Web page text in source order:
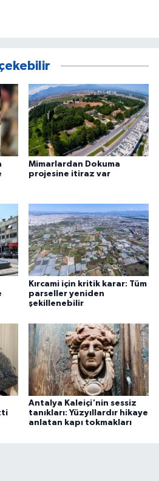
Mimarlardan Dokuma
projesine itiraz var
Kırcami için kritik karar: Tüm
parseller yeniden
şekillenebilir
Antalya Kaleiçi'nin sessiz
tanıkları: Yüzyıllardır hikaye
anlatan kapı tokmakları